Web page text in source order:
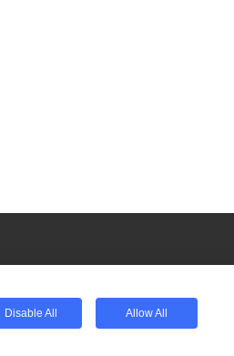
Disable All Allow All